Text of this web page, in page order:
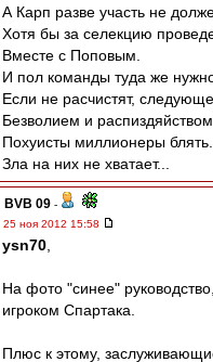
А Карп разве участь не
Хотя бы за селекцию
Вместе с Поповым.
И пол команды туда же
Если не расчистят,
Безволием и
Похуисты миллионеры блять.
Зла на них не хватает...
BVB 09 -
25 ноя 2012 15:58
ysn70
На фото "синее"
игроком Спартака.
Плюс к этому,